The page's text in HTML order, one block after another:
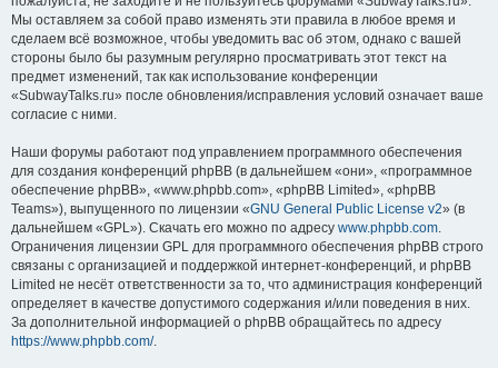
Мы оставляем за собой право изменять эти правила в любое время и
сделаем всё возможное, чтобы уведомить вас об этом, однако с вашей
стороны было бы разумным регулярно просматривать этот текст на
предмет изменений, так как использование конференции
«SubwayTalks.ru» после обновления/исправления условий означает ваше
согласие с ними.
Наши форумы работают под управлением программного обеспечения
для создания конференций phpBB (в дальнейшем «они», «программное
обеспечение phpBB», «www.phpbb.com», «phpBB Limited», «phpBB
Teams»), выпущенного по лицензии «GNU General Public License v2» (в
дальнейшем «GPL»). Скачать его можно по адресу www.phpbb.com.
Ограничения лицензии GPL для программного обеспечения phpBB строго
связаны с организацией и поддержкой интернет-конференций, и phpBB
Limited не несёт ответственности за то, что администрация конференций
определяет в качестве допустимого содержания и/или поведения в них.
За дополнительной информацией о phpBB обращайтесь по адресу
https://www.phpbb.com/.